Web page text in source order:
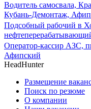
Водитель самосвала,
Кубань-Демонтаж,
Подсобный рабочий в
Оператор-кассир АЗС,
Афипский
HeadHunter
Размещение
Поиск по резюме
О компании